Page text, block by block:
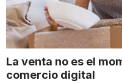
La venta no es el
comercio digital